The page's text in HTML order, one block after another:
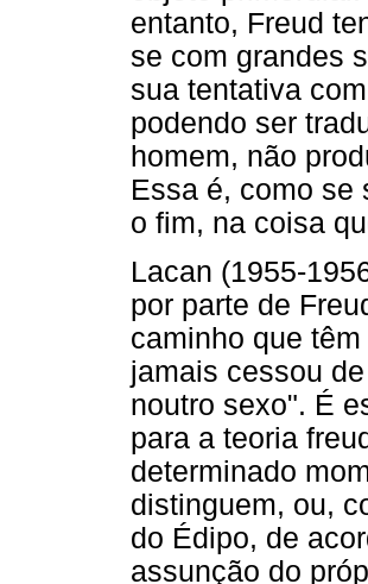
entanto, Freud
se com grandes
sua tentativa
podendo ser
homem, não
Essa é, como se
o fim, na coisa
Lacan (1955-
por parte de
caminho que
jamais cessou
noutro sexo". É
para a teoria
determinado
distinguem, ou,
do Édipo, de
assunção do